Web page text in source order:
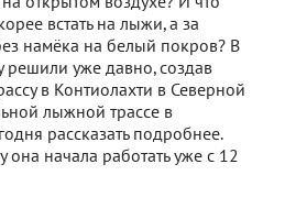
встать на лыжи, а за
намёка на белый покров? В
решили уже давно, создав
в Контиолахти в Северной
лыжной трассе в
рассказать подробнее.
она начала работать уже с 12